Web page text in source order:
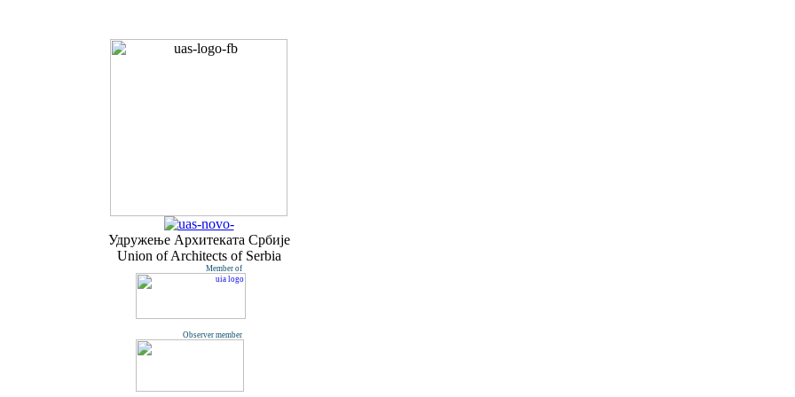
Удружењe Архитеката Србије
Union of Architects of Serbia
Member of
Observer member